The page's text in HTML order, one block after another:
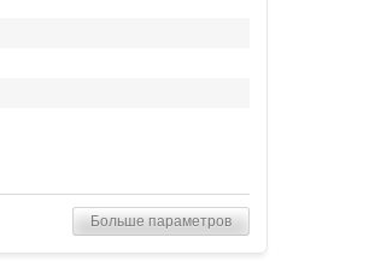
Больше параметров